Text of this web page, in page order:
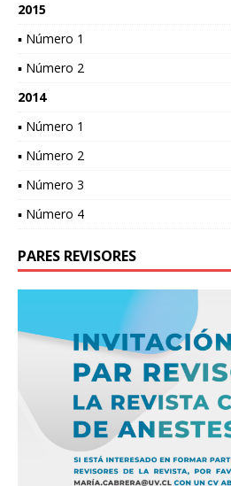
2015
▪ Número 1
▪ Número 2
2014
▪ Número 1
▪ Número 2
▪ Número 3
▪ Número 4
PARES REVISORES